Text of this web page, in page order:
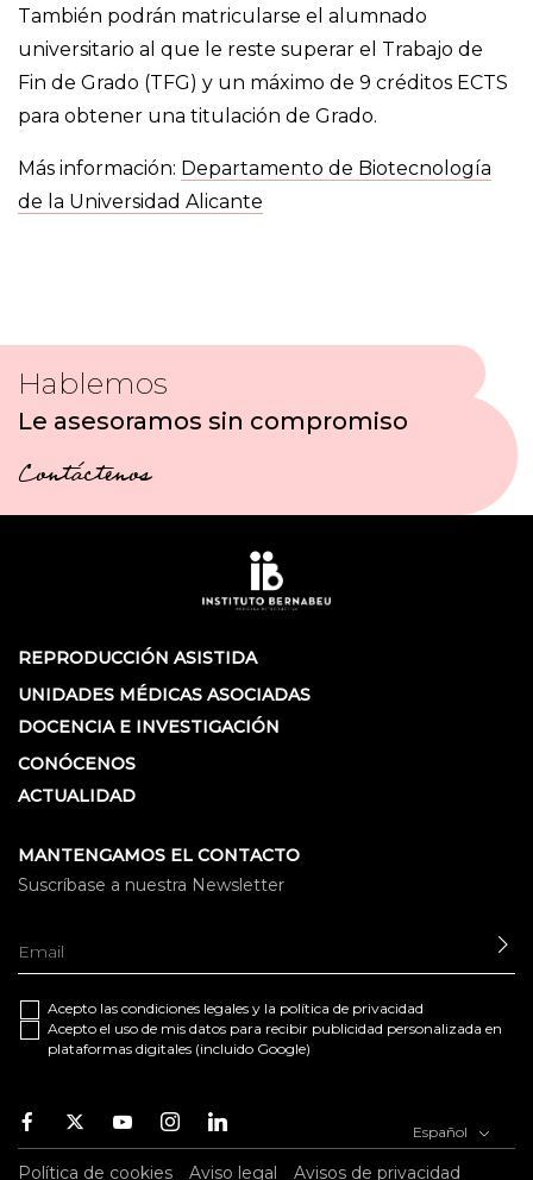
También podrán matricularse el alumnado
universitario al que le reste superar el Trabajo de
Fin de Grado (TFG) y un máximo de 9 créditos ECTS
para obtener una titulación de Grado.
Más información: Departamento de Biotecnología
de la Universidad Alicante
Hablemos
Le asesoramos sin compromiso
Contáctenos
REPRODUCCIÓN ASISTIDA
UNIDADES MÉDICAS ASOCIADAS
DOCENCIA E INVESTIGACIÓN
CONÓCENOS
ACTUALIDAD
MANTENGAMOS EL CONTACTO
Suscríbase a nuestra Newsletter
Acepto las condiciones legales y la política de privacidad
Acepto el uso de mis datos para recibir publicidad personalizada en
plataformas digitales (incluido Google)
Facebook
TwitterYoutubeInstagramYoutube Español
Política de cookies Aviso legal Avisos de privacidad